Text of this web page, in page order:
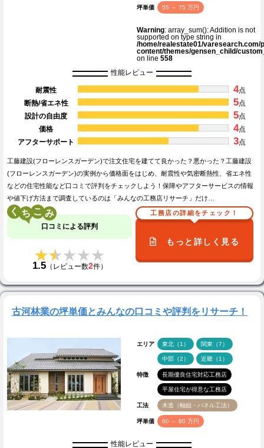
坪単価 55 ～ 75 万円
Warning: array_sum(): Addition is not
supported on type string in
/home/realestate01/varesearch.com/
content/themes/gensen_child/
on line 558
性能レビュー
耐震性 4点
断熱/省エネ性
5点
設計の自由度
5点
価格
4点
アフターサポート
3点
工藤建設(フローレンスガーデン)で注文住宅を建てて良かった？悪かった？工藤建設
(フローレンスガーデン)の実例から価格面をはじめ、耐震性や気密断熱性、省エネ性
などの住宅性能など口コミで評判をチェックしよう！保障やアフターサービスの情報
や値下げ方法まで調査しているのは「みんなの工務店リサーチ」だけ…
く こ
口コミによる評判
★★★★★
★★★★★
1.5（レビュー数2件）
工務店の詳細をチェック！
もっと詳しく見る
古河林業の坪単価とみんなの口コミや評判をリサーチ！
エリア 東北（1） 関東（7）
中部（2） 近畿（1）
特徴 長期優良住宅対応工務店
平屋住宅が得意な工務店
工法 木造（軸組・パネル工法）
坪単価 60 ～ 80 万円
性能レビュー